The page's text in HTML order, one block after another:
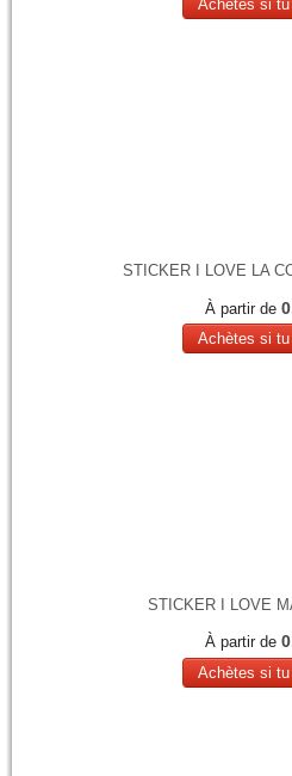
Achètes si tu
STICKER I LOVE LA
À partir de
Achètes si tu
STICKER I LOVE
À partir de
Achètes si tu